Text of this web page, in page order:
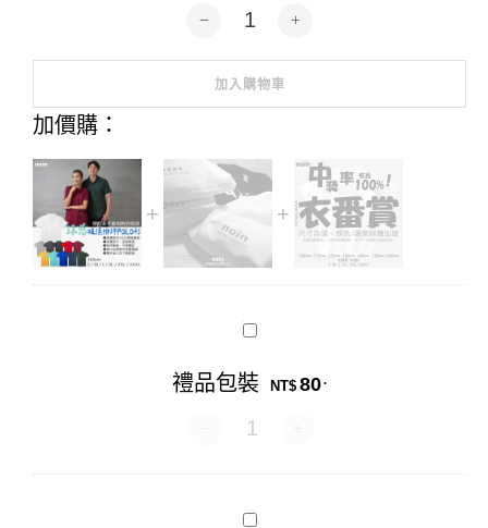
純色素T-涼感吸濕排汗POLO衫-11色
加入購物車
Alternative:
加價購：
禮
裝
禮品包裝 NT$ 80.
禮品包裝 數量
衣